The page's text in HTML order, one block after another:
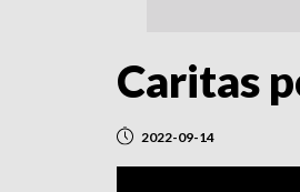
Caritas
2022-09-14